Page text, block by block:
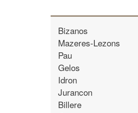
Bizanos
Mazeres-Lezons
Pau
Gelos
Idron
Jurancon
Billere